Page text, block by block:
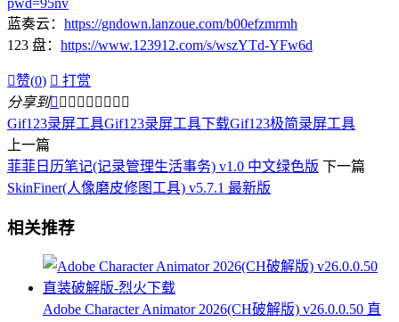
蓝奏云： https://gndown.lanzoue.com/b00efzmrmh
123 盘： https://www.123912.com/s/wszYTd-YFw6d
赞(0)  打赏
分享到        
Gif123录屏工具Gif123录屏工具下载Gif123极简录屏工具
上一篇
菲菲日历笔记(记录管理生活事务) v1.0 中文绿色版 下一篇
SkinFiner(人像磨皮修图工具) v5.7.1 最新版
相关推荐
Adobe Character Animator 2026(CH破解版) v26.0.0.50 直